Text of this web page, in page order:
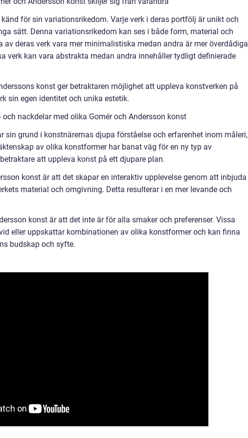
för sin variationsrikedom. Varje verk i deras portfölj är unikt och
sätt. Denna variationsrikedom kan ses i både form, material och
av deras verk vara mer minimalistiska medan andra är mer överdådiga
verk kan vara abstrakta medan andra innehåller tydligt definierade
konst ger betraktaren möjlighet att uppleva konstverken på
sin egen identitet och unika estetik.
nackdelar med olika Gomér och Andersson konst
sin grund i konstnärernas djupa förståelse och erfarenhet inom måleri,
av olika konstformer har banat väg för en ny typ av
att uppleva konst på ett djupare plan.
konst är att det skapar en interaktiv upplevelse genom att inbjuda
material och omgivning. Detta resulterar i en mer levande och
konst är att det inte är för alla smaker och preferenser. Vissa
eller uppskattar kombinationen av olika konstformer och kan finna
budskap och syfte.